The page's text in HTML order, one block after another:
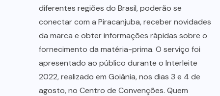
diferentes regiões do Brasil, poderão se
conectar com a Piracanjuba, receber novidades
da marca e obter informações rápidas sobre o
fornecimento da matéria-prima. O serviço foi
apresentado ao público durante o Interleite
2022, realizado em Goiânia, nos dias 3 e 4 de
agosto, no Centro de Convenções. Quem